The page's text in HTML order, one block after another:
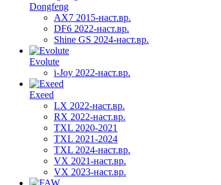
Dongfeng
AX7 2015-наст.вр.
DF6 2022-наст.вр.
Shine GS 2024-наст.вр.
Evolute
i-Joy 2022-наст.вр.
Exeed
LX 2022-наст.вр.
RX 2022-наст.вр.
TXL 2020-2021
TXL 2021-2024
TXL 2024-наст.вр.
VX 2021-наст.вр.
VX 2023-наст.вр.